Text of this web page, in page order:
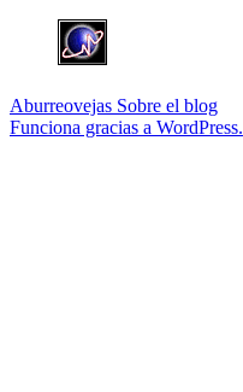
Aburreovejas Sobre el blog
Funciona gracias a WordPress.